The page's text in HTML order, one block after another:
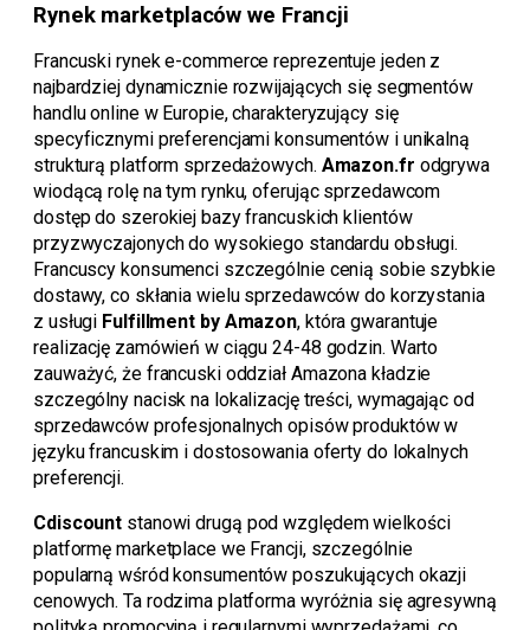
Rynek marketplaców we Francji
Francuski rynek e-commerce reprezentuje jeden z
najbardziej dynamicznie rozwijających się segmentów
handlu online w Europie, charakteryzujący się
specyficznymi preferencjami konsumentów i unikalną
strukturą platform sprzedażowych. Amazon.fr odgrywa
wiodącą rolę na tym rynku, oferując sprzedawcom
dostęp do szerokiej bazy francuskich klientów
przyzwyczajonych do wysokiego standardu obsługi.
Francuscy konsumenci szczególnie cenią sobie szybkie
dostawy, co skłania wielu sprzedawców do korzystania
z usługi Fulfillment by Amazon, która gwarantuje
realizację zamówień w ciągu 24-48 godzin. Warto
zauważyć, że francuski oddział Amazona kładzie
szczególny nacisk na lokalizację treści, wymagając od
sprzedawców profesjonalnych opisów produktów w
języku francuskim i dostosowania oferty do lokalnych
preferencji.
Cdiscount stanowi drugą pod względem wielkości
platformę marketplace we Francji, szczególnie
popularną wśród konsumentów poszukujących okazji
cenowych. Ta rodzima platforma wyróżnia się agresywną